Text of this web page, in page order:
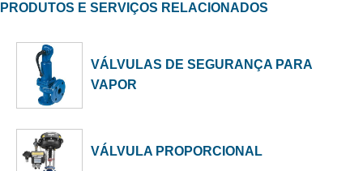
PRODUTOS E SERVIÇOS RELACIONADOS
VÁLVULAS DE SEGURANÇA PARA
VAPOR
VÁLVULA PROPORCIONAL